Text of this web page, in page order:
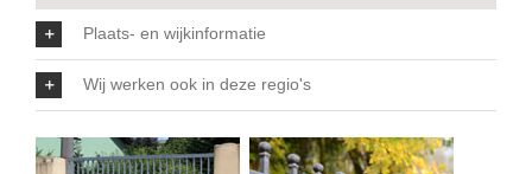
Plaats- en wijkinformatie
Wij werken ook in deze regio's